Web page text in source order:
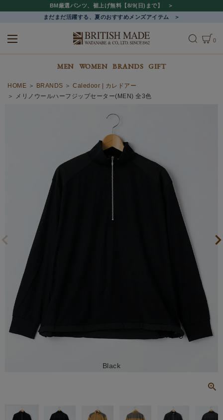
BM厳選パンツ、裾上げ無料【8/9(日)まで】
まだまだ活躍する、夏のおすすめメンズアイテム
0
MEN WOMEN BRANDS GIFT
HOME BRANDS
Caledoor | カレドアー
メリノウールハーフジップセーター(MEN) 全3色
Black